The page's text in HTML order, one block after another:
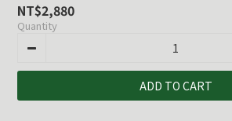
NT$2,880
Quantity
ADD TO CART